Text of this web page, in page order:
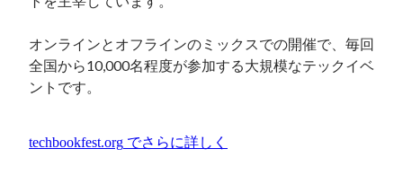
オンラインとオフラインのミックスでの開催で、毎回
全国から10,000名程度が参加する大規模なテックイベ
ントです。
techbookfest.org でさらに詳しく